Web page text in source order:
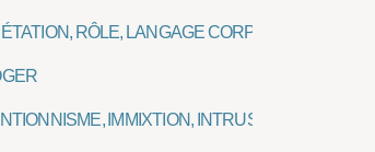
RÔLE, LANGAGE CORPOREL
IMMIXTION, INTRUSION